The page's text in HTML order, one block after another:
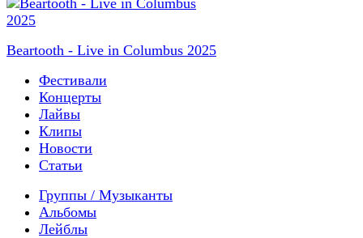
Beartooth - Live in Columbus 2025
Фестивали
Концерты
Лайвы
Клипы
Новости
Статьи
Группы / Музыканты
Альбомы
Лейблы